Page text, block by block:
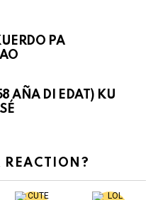
PA
AÑA DI EDAT) KU
REACTION?